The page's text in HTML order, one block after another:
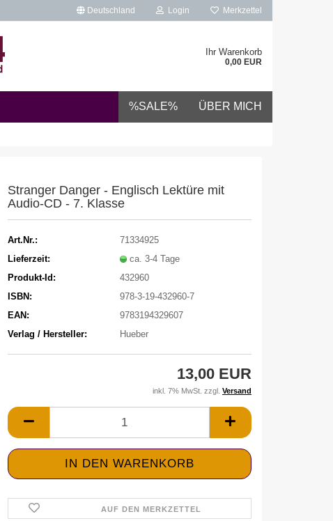
Deutschland Login Merkzettel
Ihr Warenkorb
0,00 EUR
%SALE% ÜBER MICH
Stranger Danger - Englisch Lektüre mit
Audio-CD - 7. Klasse
Art.Nr.:
71334925
Lieferzeit:
ca. 3-4 Tage
Produkt-Id:
432960
ISBN:
978-3-19-432960-7
EAN:
9783194329607
Verlag / Hersteller:
Hueber
13,00 EUR
inkl. 7% MwSt. zzgl. Versand
AUF DEN MERKZETTEL